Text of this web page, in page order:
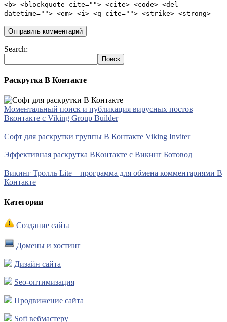
<b> <blockquote cite=""> <cite> <code> <del
datetime=""> <em> <i> <q cite=""> <strike> <strong>
Search:
Раскрутка В Контакте
Моментальный поиск и публикация вирусных постов
Вконтакте с Viking Group Builder
Софт для раскрутки группы В Контакте Viking Inviter
Эффективная раскрутка ВКонтакте с Викинг Ботовод
Викинг Тролль Lite – программа для обмена комментариями В
Контакте
Категории
Создание сайта
Домены и хостинг
Дизайн сайта
Seo-оптимизация
Продвижение сайта
Soft вебмастеру